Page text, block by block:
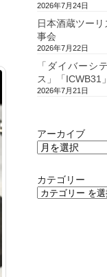
2026年7月24日
日本酒蔵ツー
事会
2026年7月22日
「ダイバーシ
ス」「ICWB31
2026年7月21日
アーカイブ
カテゴリー